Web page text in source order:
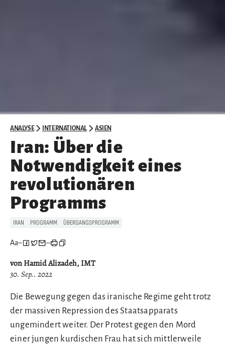
ANALYSE INTERNATIONAL ASIEN
Iran: Über die
Notwendigkeit eines
revolutionären
Programms
IRAN PROGRAMM ÜBERGANGSPROGRAMM
Aa– –
von Hamid Alizadeh, IMT
30. Sep.. 2022
Die Bewegung gegen das iranische Regime geht trotz
der massiven Repression des Staatsapparats
ungemindert weiter. Der Protest gegen den Mord
einer jungen kurdischen Frau hat sich mittlerweile